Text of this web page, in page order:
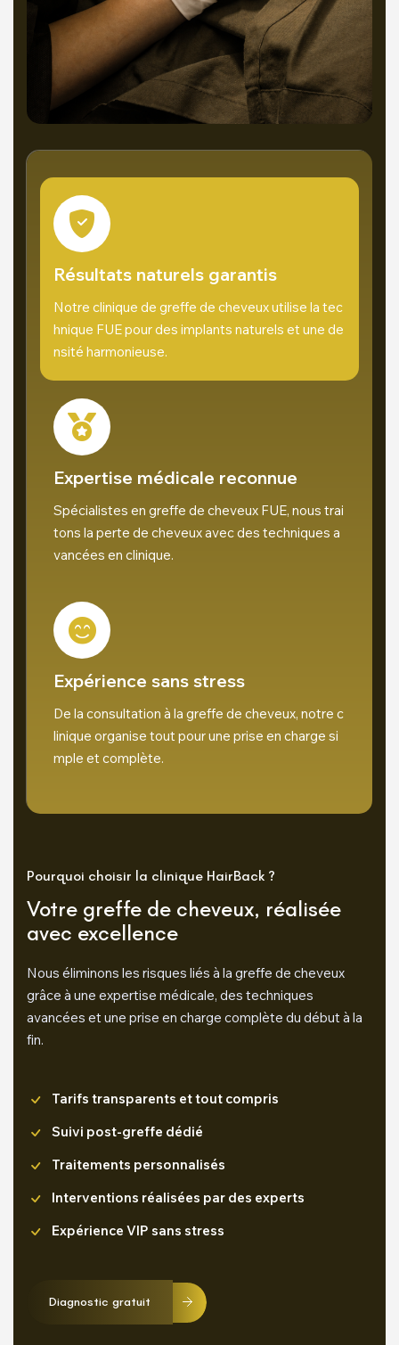
Résultats naturels garantis
Notre clinique de greffe de cheveux utilise la tec
hnique FUE pour des implants naturels et une de
nsité harmonieuse.
Expertise médicale reconnue
Spécialistes en greffe de cheveux FUE, nous trai
tons la perte de cheveux avec des techniques a
vancées en clinique.
Expérience sans stress
De la consultation à la greffe de cheveux, notre c
linique organise tout pour une prise en charge si
mple et complète.
Pourquoi choisir la clinique HairBack ?
Votre greffe de cheveux, réalisée
avec excellence
Nous éliminons les risques liés à la greffe de cheveux
grâce à une expertise médicale, des techniques
avancées et une prise en charge complète du début à la
fin.
Tarifs transparents et tout compris
Suivi post-greffe dédié
Traitements personnalisés
Interventions réalisées par des experts
Expérience VIP sans stress
Diagnostic gratuit